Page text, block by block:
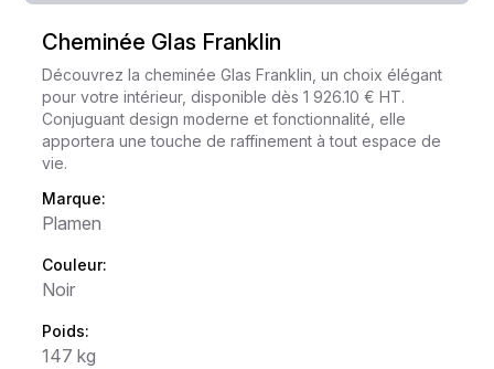
Cheminée Glas Franklin
Découvrez la cheminée Glas Franklin, un choix élégant
pour votre intérieur, disponible dès 1 926.10 € HT.
Conjuguant design moderne et fonctionnalité, elle
apportera une touche de raffinement à tout espace de
vie.
Marque:
Plamen
Couleur:
Noir
Poids:
147 kg